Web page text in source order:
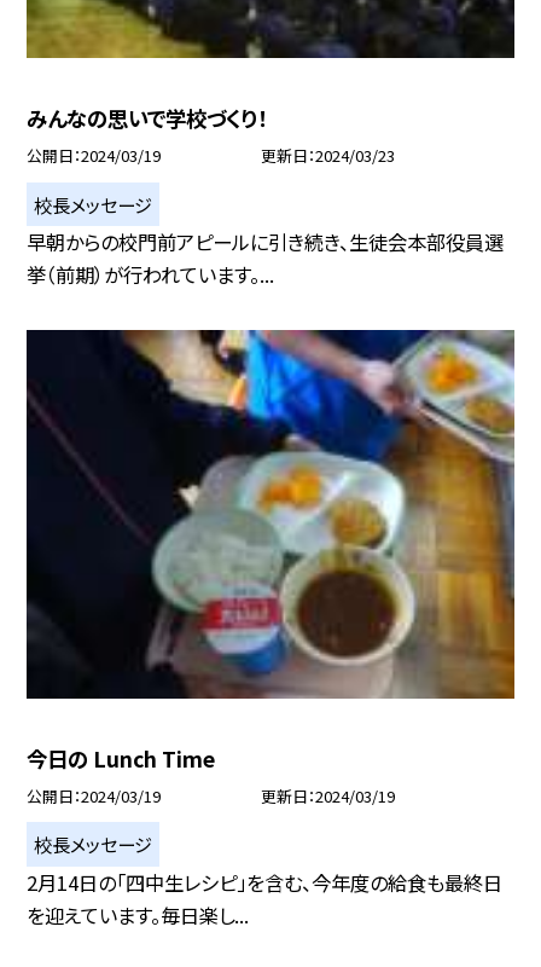
みんなの思いで学校づくり！
公開日 2024/03/19 更新日 2024/03/23
校長メッセージ
早朝からの校門前アピールに引き続き、生徒会本部役員選
挙（前期）が行われています。...
今日の Lunch Time
公開日 2024/03/19 更新日 2024/03/19
校長メッセージ
2月14日の「四中生レシピ」を含む、今年度の給食も最終日
を迎えています。毎日楽し...